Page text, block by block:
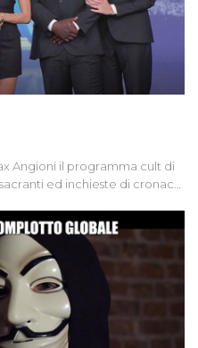
Angioni il programma cult di
ed inchieste di cronaca